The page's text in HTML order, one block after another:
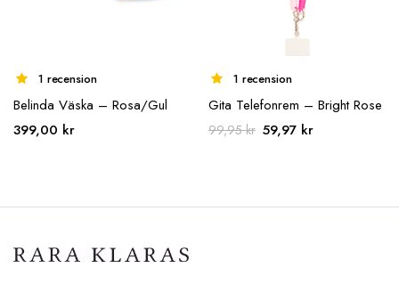
1 recension
Belinda Väska – Rosa/Gul
399,00 kr
1 recension
Gita Telefonrem – Bright Rose
99,95kr Det
99,95 kr.
59,97 krDet
59,97 kr.